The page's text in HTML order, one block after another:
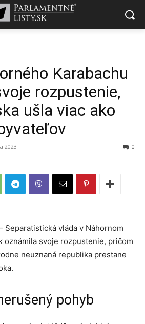
Karabachu
rozpustenie,
ušla viac ako
2023 0
Separatistická vláda v Náhornom
oznámila svoje rozpustenie, pričom
neuznaná republika prestane
pohyb